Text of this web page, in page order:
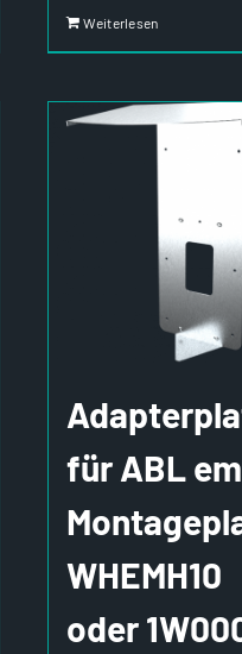
Weiterlesen
für ABL
WHEMH10
oder